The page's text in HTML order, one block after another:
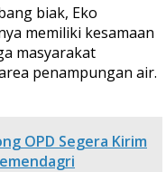
biak, Eko
memiliki kesamaan
masyarakat
penampungan air.
OPD Segera Kirim